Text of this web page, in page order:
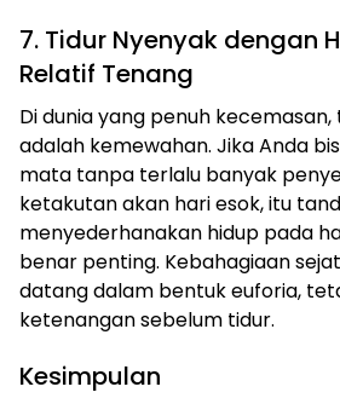
7. Tidur Nyenyak dengan
Relatif Tenang
Di dunia yang penuh
adalah kemewahan. Jika Anda
mata tanpa terlalu banyak
ketakutan akan hari esok, itu
menyederhanakan hidup pada
benar penting. Kebahagiaan
datang dalam bentuk euforia,
ketenangan sebelum tidur.
Kesimpulan